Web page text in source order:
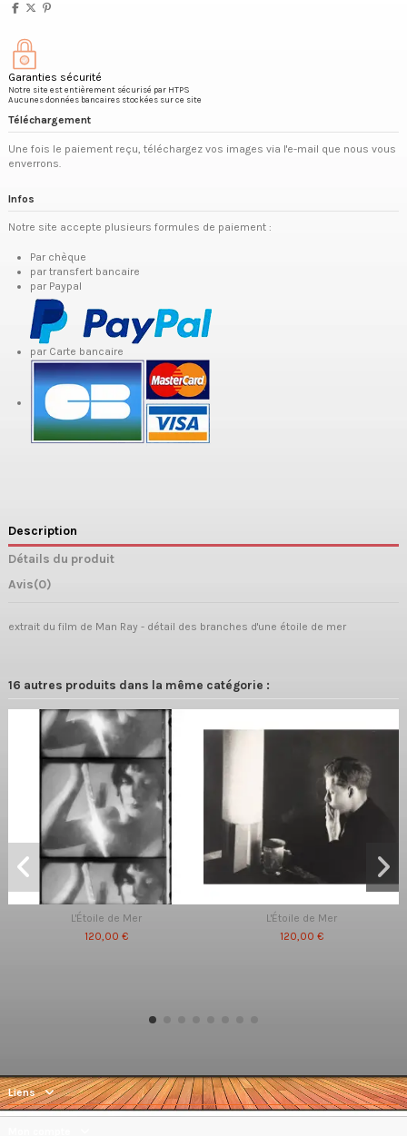
Garanties sécurité
Notre site est entièrement sécurisé par HTPS
Aucunes données bancaires stockées sur ce site
Téléchargement
Une fois le paiement reçu, téléchargez vos images via l'e-mail que nous vous
enverrons.
Infos
Notre site accepte plusieurs formules de paiement :
Par chèque
par transfert bancaire
par Paypal
par Carte bancaire
Description
Détails du produit
Avis(0)
extrait du film de Man Ray - détail des branches d'une étoile de mer
16 autres produits dans la même catégorie :
L'Étoile de Mer
120,00 €
L'Étoile de Mer
120,00 €
Liens